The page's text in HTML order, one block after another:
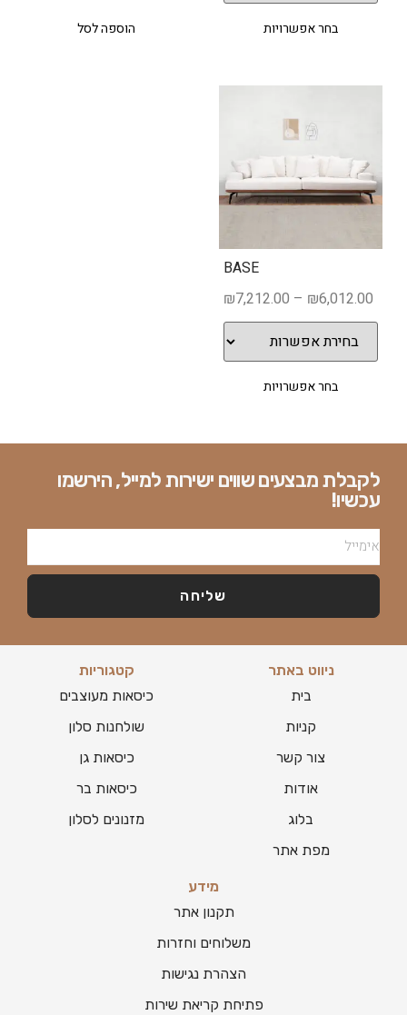
בחר אפשרויות הוספה לסל
BASE
₪6,012.00
–
₪7,212.00
בחר אפשרויות
לקבלת מבצעים שווים ישירות למייל, הירשמו
עכשיו!
שליחה
ניווט באתר
בית
קניות
צור קשר
אודות
בלוג
מפת אתר
קטגוריות
כיסאות מעוצבים
שולחנות סלון
כיסאות גן
כיסאות בר
מזנונים לסלון
מידע
תקנון אתר
משלוחים וחזרות
הצהרת נגישות
פתיחת קריאת שירות